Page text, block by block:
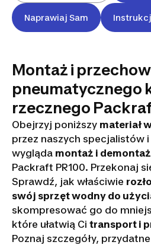
Naprawiaj Sam
Montaż i
pneumatycznego
rzecznego
Obejrzyj poniższy materiał
przez naszych specjalistów
wygląda montaż i
Packraft PR100. Przekonaj
Sprawdź, jak właściwie
swój sprzęt wodny do
skompresować go do
które ułatwią Ci transport i
Poznaj szczegóły,